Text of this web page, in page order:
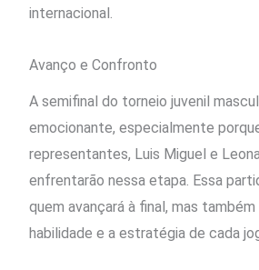
internacional.
Avanço e Confronto
A semifinal do torneio juvenil
emocionante, especialmente
representantes, Luis Miguel e
enfrentarão nessa etapa. Essa
quem avançará à final, mas
habilidade e a estratégia de cada